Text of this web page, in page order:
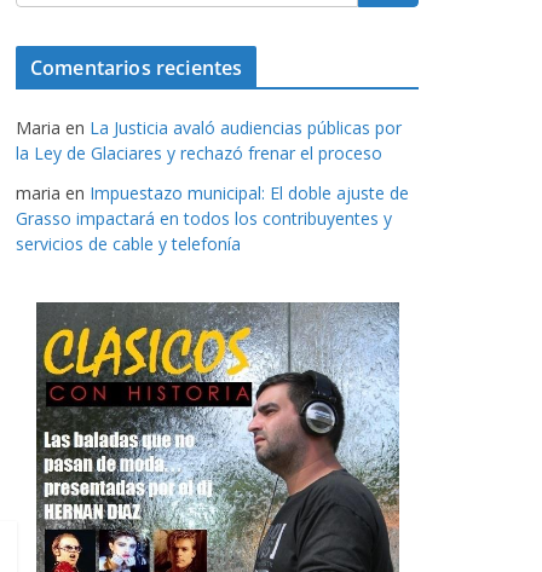
Comentarios recientes
Maria en La Justicia avaló audiencias públicas por
la Ley de Glaciares y rechazó frenar el proceso
maria en Impuestazo municipal: El doble ajuste de
Grasso impactará en todos los contribuyentes y
servicios de cable y telefonía